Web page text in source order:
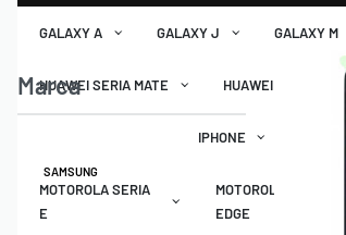
GALAXY A GALAXY J GALAXY M
HUAWEI SERIA MATE HUAWEI SERIA NOVA
IPHONE
MOTOROLA SERIA
E
MOTOROLA SERIA
EDGE
Marca
SAMSUNG